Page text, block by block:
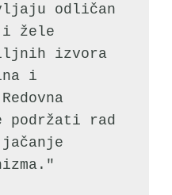
odličan
žele
izvora
i
podržati rad